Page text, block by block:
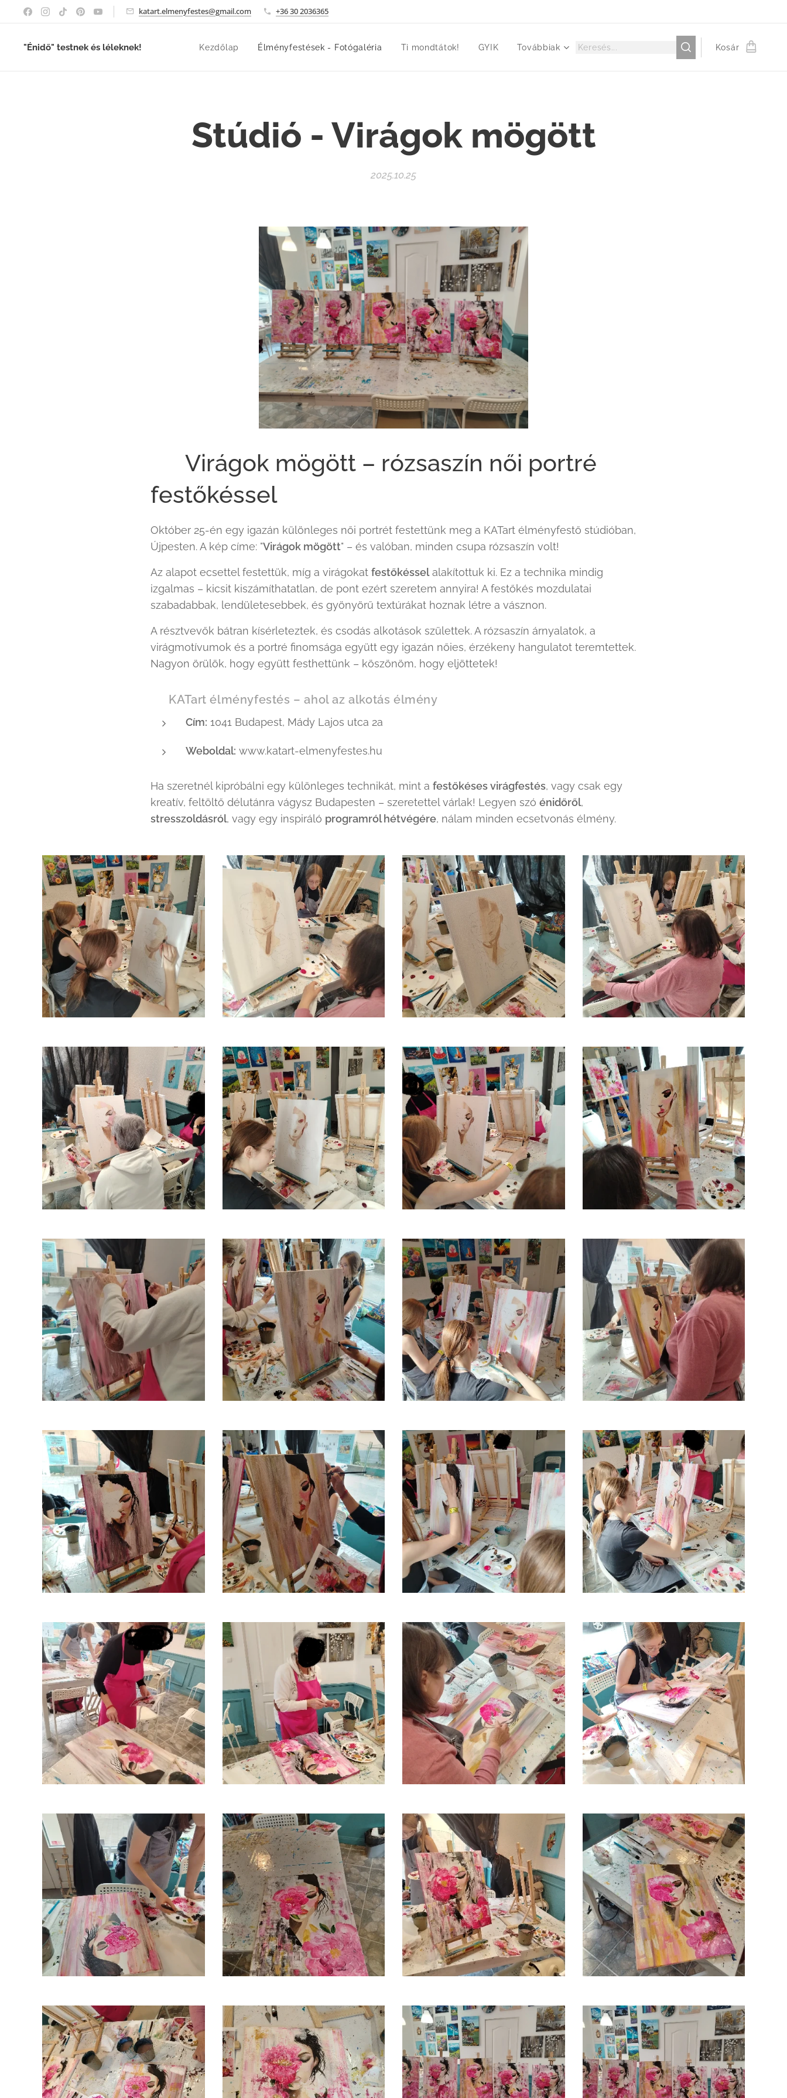
katart.elmenyfestes@gmail.com +36 30 2036365
"Énidő" testnek és léleknek! Kezdőlap Élményfestések - Fotógaléria Ti mondtátok! GYIK Továbbiak Kosár
Stúdió - Virágok mögött
2025.10.25
🌸 Virágok mögött – rózsaszín női portré
festőkéssel
Október 25-én egy igazán különleges női portrét festettünk meg a KATart élményfestő stúdióban,
Újpesten. A kép címe: "Virágok mögött" – és valóban, minden csupa rózsaszín volt! 💗
Az alapot ecsettel festettük, míg a virágokat festőkésselalakítottuk ki. Ez a technika mindig
izgalmas – kicsit kiszámíthatatlan, de pont ezért szeretem annyira! A festőkés mozdulatai
szabadabbak, lendületesebbek, és gyönyörű textúrákat hoznak létre a vásznon. 🎨
A résztvevők bátran kísérleteztek, és csodás alkotások születtek. A rózsaszín árnyalatok, a
virágmotívumok és a portré finomsága együtt egy igazán nőies, érzékeny hangulatot teremtettek.
Nagyon örülök, hogy együtt festhettünk – köszönöm, hogy eljöttetek! 🧡
📍 KATart élményfestés – ahol az alkotás élmény
Cím: 1041 Budapest, Mády Lajos utca 2a
Weboldal: www.katart-elmenyfestes.hu
Ha szeretnél kipróbálni egy különleges technikát, mint a festőkéses virágfestés, vagy csak egy
kreatív, feltöltő délutánra vágysz Budapesten – szeretettel várlak! Legyen szó énidőről,
stresszoldásról, vagy egy inspiráló programról hétvégére, nálam minden ecsetvonás élmény.